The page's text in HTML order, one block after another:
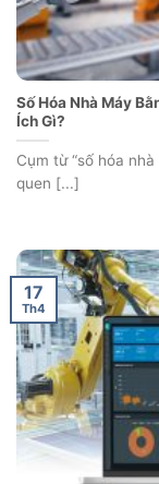
Số Hóa Nhà Máy
Ích Gì?
Cụm từ “số hóa
quen [...]
17
Th4